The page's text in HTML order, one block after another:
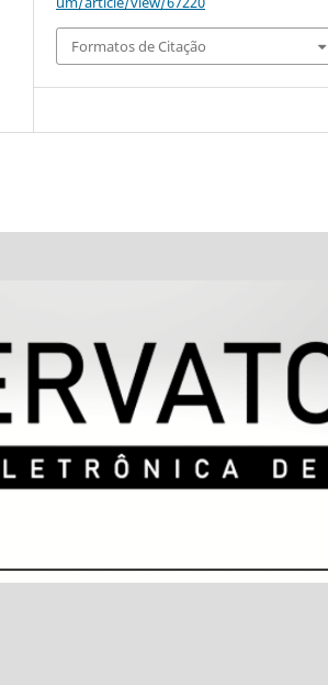
Formatos de Citação